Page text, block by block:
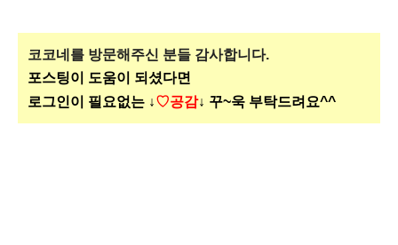
코코네를 방문해주신 분들 감사합니다.
포스팅이 도움이 되셨다면
로그인이 필요없는 ↓♡공감↓ 꾸~욱 부탁드려요^^